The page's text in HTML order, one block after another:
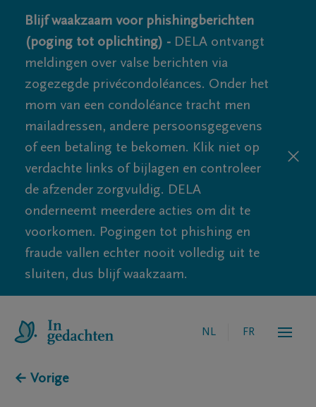
Blijf waakzaam voor phishingberichten
(poging tot oplichting) - DELA ontvangt
meldingen over valse berichten via
zogezegde privécondoléances. Onder het
mom van een condoléance tracht men
mailadressen, andere persoonsgegevens
of een betaling te bekomen. Klik niet op
verdachte links of bijlagen en controleer
de afzender zorgvuldig. DELA
onderneemt meerdere acties om dit te
voorkomen. Pogingen tot phishing en
fraude vallen echter nooit volledig uit te
sluiten, dus blijf waakzaam.
NL FR
← Vorige